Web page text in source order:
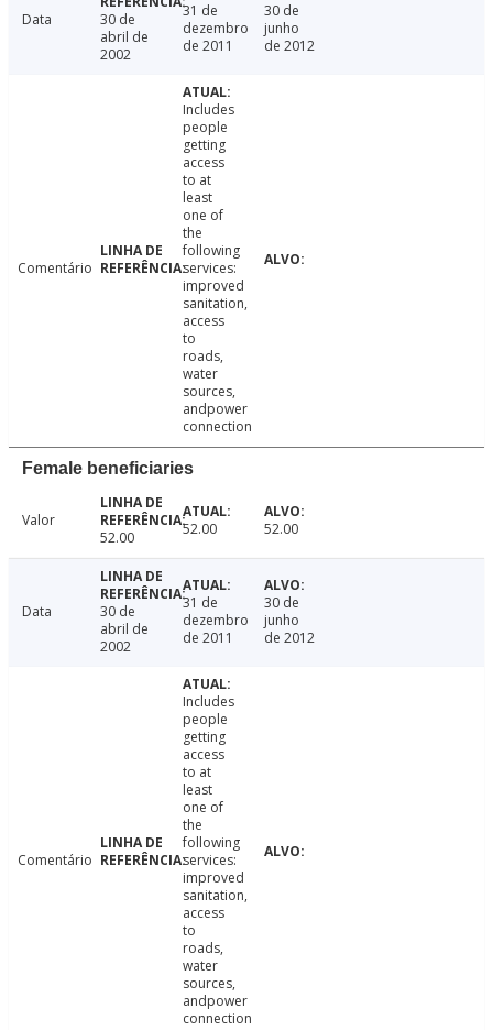
Data
30 de
abril de
2002
31 de
dezembro
de 2011
30 de
junho
de 2012
Comentário
Includes
people
getting
access
to at
least
one of
the
following
services:
improved
sanitation,
access
to
roads,
water
sources,
andpower
connection
Female beneficiaries
Valor
52.00
52.00 52.00
Data
30 de
abril de
2002
31 de
dezembro
de 2011
30 de
junho
de 2012
Comentário
Includes
people
getting
access
to at
least
one of
the
following
services:
improved
sanitation,
access
to
roads,
water
sources,
andpower
connection